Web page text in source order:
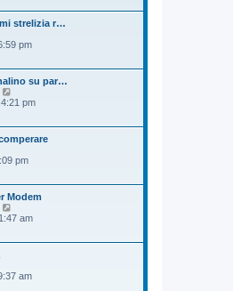
a
g
g
i
o
g
strelizia r…
e
l
t
i
o
m
s
a
g
g
i
o
pm
su par…
e
l
i
o
m
s
a
i
o
pm
pm
Modem
e
t
i
am
am